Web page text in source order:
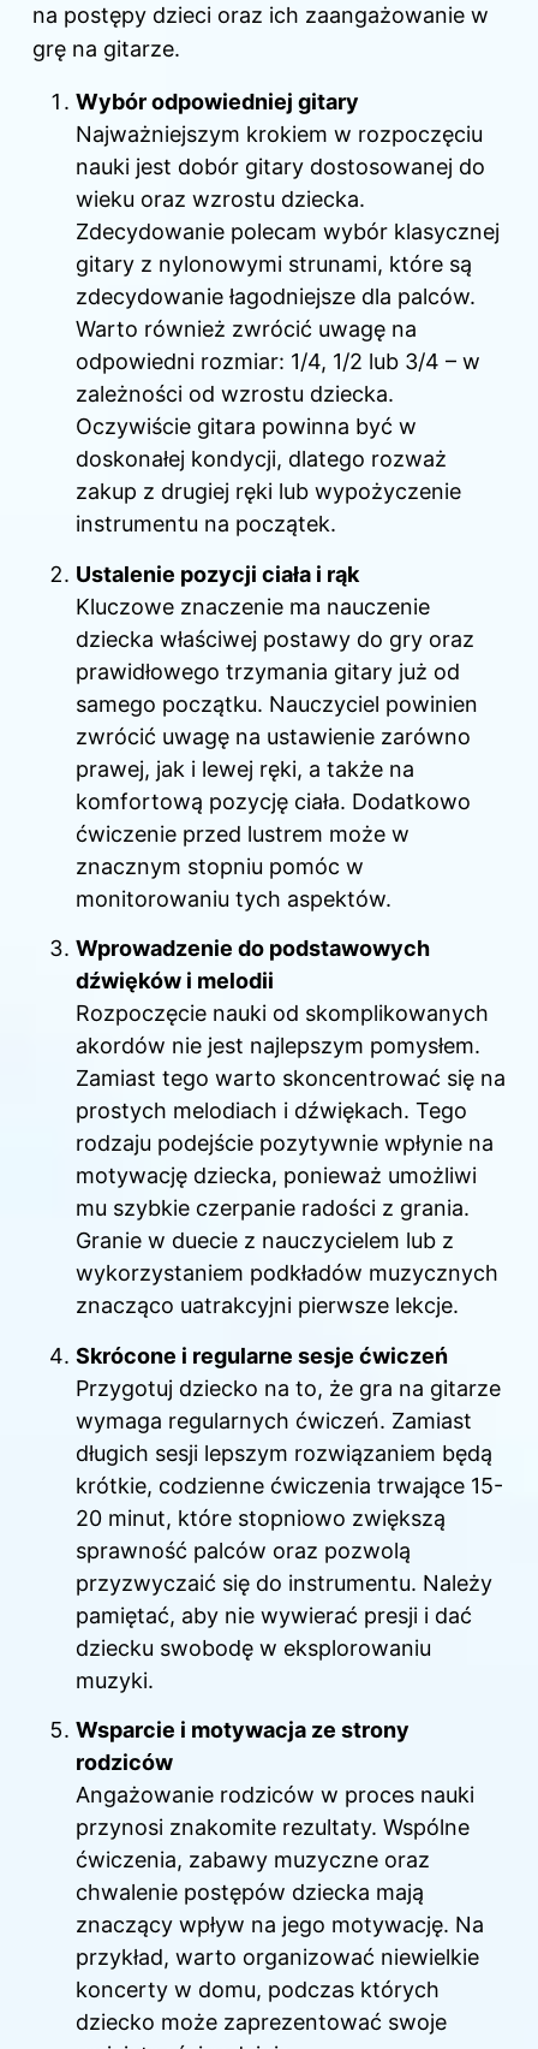
na postępy dzieci oraz ich zaangażowanie w
grę na gitarze.
Wybór odpowiedniej gitary
Najważniejszym krokiem w rozpoczęciu
nauki jest dobór gitary dostosowanej do
wieku oraz wzrostu dziecka.
Zdecydowanie polecam wybór klasycznej
gitary z nylonowymi strunami, które są
zdecydowanie łagodniejsze dla palców.
Warto również zwrócić uwagę na
odpowiedni rozmiar: 1/4, 1/2 lub 3/4 – w
zależności od wzrostu dziecka.
Oczywiście gitara powinna być w
doskonałej kondycji, dlatego rozważ
zakup z drugiej ręki lub wypożyczenie
instrumentu na początek.
Ustalenie pozycji ciała i rąk
Kluczowe znaczenie ma nauczenie
dziecka właściwej postawy do gry oraz
prawidłowego trzymania gitary już od
samego początku. Nauczyciel powinien
zwrócić uwagę na ustawienie zarówno
prawej, jak i lewej ręki, a także na
komfortową pozycję ciała. Dodatkowo
ćwiczenie przed lustrem może w
znacznym stopniu pomóc w
monitorowaniu tych aspektów.
Wprowadzenie do podstawowych
dźwięków i melodii
Rozpoczęcie nauki od skomplikowanych
akordów nie jest najlepszym pomysłem.
Zamiast tego warto skoncentrować się na
prostych melodiach i dźwiękach. Tego
rodzaju podejście pozytywnie wpłynie na
motywację dziecka, ponieważ umożliwi
mu szybkie czerpanie radości z grania.
Granie w duecie z nauczycielem lub z
wykorzystaniem podkładów muzycznych
znacząco uatrakcyjni pierwsze lekcje.
Skrócone i regularne sesje ćwiczeń
Przygotuj dziecko na to, że gra na gitarze
wymaga regularnych ćwiczeń. Zamiast
długich sesji lepszym rozwiązaniem będą
krótkie, codzienne ćwiczenia trwające 15-
20 minut, które stopniowo zwiększą
sprawność palców oraz pozwolą
przyzwyczaić się do instrumentu. Należy
pamiętać, aby nie wywierać presji i dać
dziecku swobodę w eksplorowaniu
muzyki.
Wsparcie i motywacja ze strony
rodziców
Angażowanie rodziców w proces nauki
przynosi znakomite rezultaty. Wspólne
ćwiczenia, zabawy muzyczne oraz
chwalenie postępów dziecka mają
znaczący wpływ na jego motywację. Na
przykład, warto organizować niewielkie
koncerty w domu, podczas których
dziecko może zaprezentować swoje